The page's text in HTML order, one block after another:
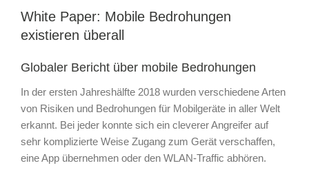
White Paper: Mobile Bedrohungen
existieren überall
Globaler Bericht über mobile Bedrohungen
In der ersten Jahreshälfte 2018 wurden verschiedene Arten
von Risiken und Bedrohungen für Mobilgeräte in aller Welt
erkannt. Bei jeder konnte sich ein cleverer Angreifer auf
sehr komplizierte Weise Zugang zum Gerät verschaffen,
eine App übernehmen oder den WLAN-Traffic abhören.